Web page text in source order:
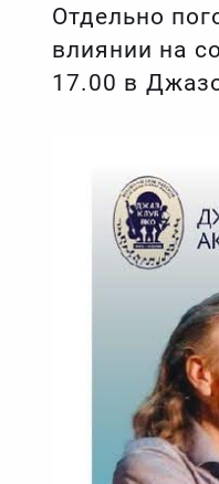
Отдельно
влиянии на
17.00 в